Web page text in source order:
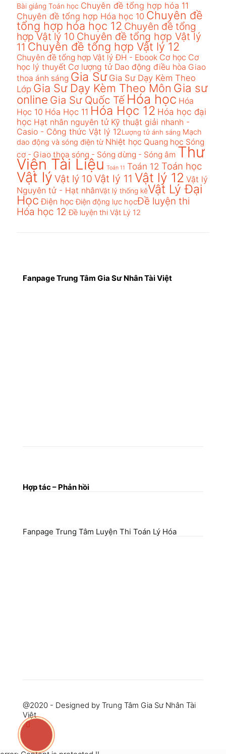
Bài giảng Toán học Chuyên đề tổng hợp hóa 11
Chuyên đề tổng hợp Hóa học 10 Chuyên đề
tổng hợp hóa học 12 Chuyên đề tổng
hợp Vật lý 10 Chuyên đề tổng hợp Vật lý
11 Chuyên đề tổng hợp Vật lý 12
Chuyên đề tổng hợp Vật lý ĐH - Ebook Cơ học Cơ
học lý thuyết Cơ lượng tử Dao động điều hòa Giao
thoa ánh sáng Gia Sư Gia Sư Dạy Kèm Theo
Lớp Gia Sư Dạy Kèm Theo Môn Gia sư
online Gia Sư Quốc Tế Hóa học Hóa
Học 10 Hóa Học 11 Hóa Học 12 Hóa học đại
học Hạt nhân nguyên tử Kỹ thuật giải nhanh -
Casio - Công thức Vật lý 12​Lượng tử ánh sáng Mạch
dao động và sóng điện từ Nhiệt học Quang học Sóng
cơ - Giao thoa sóng - Sóng dừng - Sóng âm Thư
Viện Tài Liệu Toán 11 Toán 12 Toán học
Vật lý Vật lý 10 Vật lý 11 Vật lý 12 Vật lý
Nguyên tử - Hạt nhân​Vật lý thống kê​Vật Lý Đại
Học Điện học Điện động lực học​Đề luyện thi
Hóa học 12 Đề luyện thi Vật Lý 12
Fanpage Trung Tâm Gia Sư Nhân Tài Việt
Hợp tác – Phản hồi
Fanpage Trung Tâm Luyện Thi Toán Lý Hóa
@2020 - Designed by Trung Tâm Gia Sư Nhân Tài
Việt